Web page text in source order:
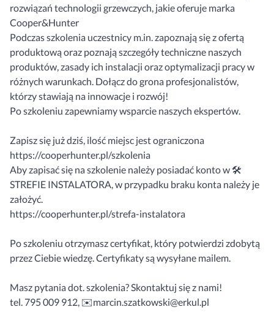
rozwiązań technologii grzewczych, jakie oferuje marka
Cooper&Hunter
Podczas szkolenia uczestnicy m.in. zapoznają się z ofertą
produktową oraz poznają szczegóły techniczne naszych
produktów, zasady ich instalacji oraz optymalizacji pracy w
różnych warunkach. Dołącz do grona profesjonalistów,
którzy stawiają na innowacje i rozwój!
Po szkoleniu zapewniamy wsparcie naszych ekspertów.
Zapisz się już dziś, ilość miejsc jest ograniczona
https://cooperhunter.pl/szkolenia
Aby zapisać się na szkolenie należy posiadać konto w 🛠
STREFIE INSTALATORA, w przypadku braku konta należy je
założyć.
https://cooperhunter.pl/strefa-instalatora
Po szkoleniu otrzymasz certyfikat, który potwierdzi zdobytą
przez Ciebie wiedzę. Certyfikaty są wysyłane mailem.
Masz pytania dot. szkolenia? Skontaktuj się z nami!
tel. 795 009 912, ✉️marcin.szatkowski@erkul.pl